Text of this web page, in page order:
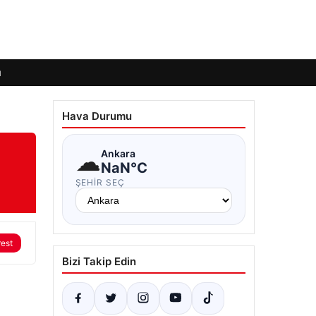
Hava Durumu
☁Ankara
NaN°C
ŞEHIR SEÇ
Bizi Takip Edin